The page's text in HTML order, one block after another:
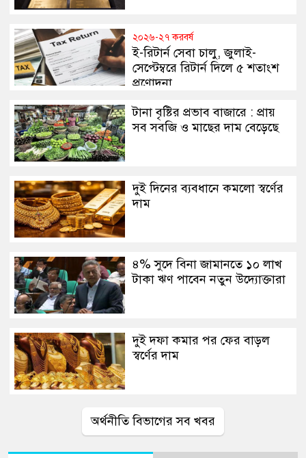
২০২৬-২৭ করবর্ষ
ই-রিটার্ন সেবা চালু, জুলাই-
সেপ্টেম্বরে রিটার্ন দিলে ৫ শতাংশ
প্রণোদনা
টানা বৃষ্টির প্রভাব বাজারে : প্রায়
সব সবজি ও মাছের দাম বেড়েছে
দুই দিনের ব্যবধানে কমলো স্বর্ণের
দাম
৪% সুদে বিনা জামানতে ১০ লাখ
টাকা ঋণ পাবেন নতুন উদ্যোক্তারা
দুই দফা কমার পর ফের বাড়ল
স্বর্ণের দাম
অর্থনীতি বিভাগের সব খবর